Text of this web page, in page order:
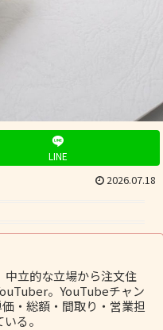
LINE
2026.07.18
中立的な立場から注文住
。YouTubeチャン
・総額・間取り・営業担
る。